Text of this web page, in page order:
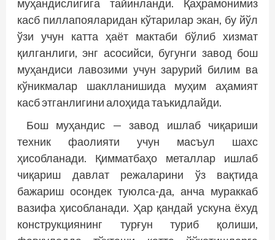
муҳандислигига тайинланди. Қаҳрамонимиз
касб пиллапояларидан кўтарилар экан, бу йўл
ўзи учун катта ҳаёт мактаби бўлиб хизмат
қилганлиги, энг асосийси, бугунги завод бош
муҳандиси лавозими учун зарурий билим ва
кўникмалар шаклланишида муҳим аҳамият
касб этганлигини алоҳида таъкидлайди.
Бош муҳандис — завод ишлаб чиқариши
техник фаолияти учун масъул шахс
ҳисобланади. Қимматбаҳо металлар ишлаб
чиқариш давлат режаларини ўз вақтида
бажариш осондек туюлса-да, анча мураккаб
вазифа ҳисобланади. Ҳар қандай ускуна ёхуд
конструкциянинг турғун туриб қолиши,